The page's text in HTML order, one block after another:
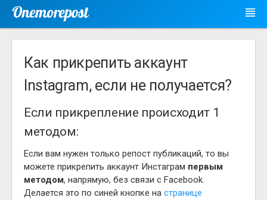
Как прикрепить аккаунт
Instagram, если не получается?
Если прикрепление происходит 1
методом:
Если вам нужен только репост публикаций, то вы
можете прикрепить аккаунт Инстаграм первым
методом, напрямую, без связи с Facebook.
Делается это по синей кнопке на странице